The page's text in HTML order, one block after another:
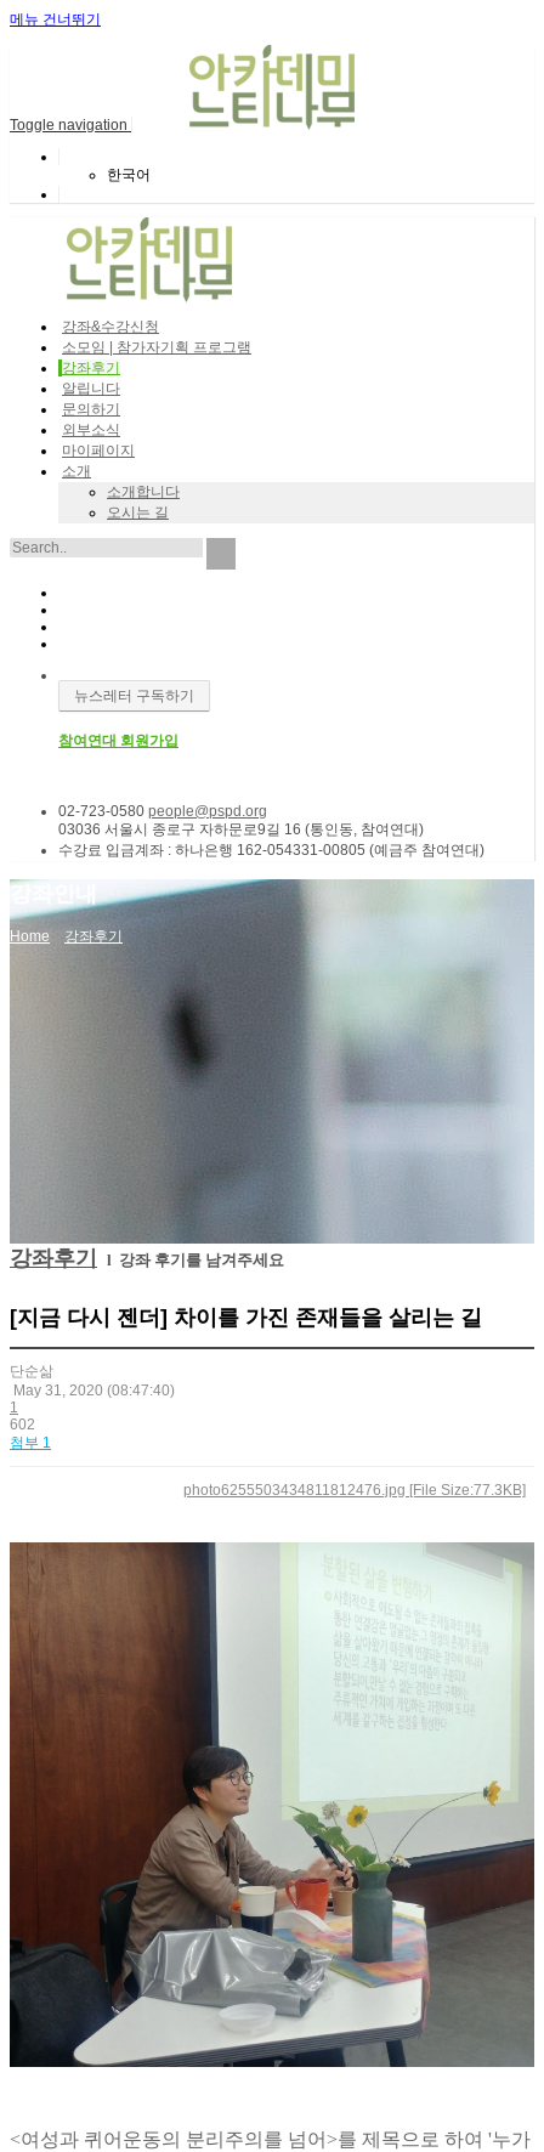
메뉴 건너뛰기
Toggle navigation
한국어
강좌&수강신청
소모임 | 참가자기획 프로그램
강좌후기
알립니다
문의하기
외부소식
마이페이지
소개
소개합니다
오시는 길
뉴스레터 구독하기
참여연대 회원가입
02-723-0580 people@pspd.org
03036 서울시 종로구 자하문로9길 16 (통인동, 참여연대)
수강료 입금계좌 : 하나은행 162-054331-00805 (예금주 참여연대)
강좌안내
Home 강좌후기
강좌후기 l 강좌 후기를 남겨주세요
[지금 다시 젠더] 차이를 가진 존재들을 살리는 길
단순삶
May 31, 2020 (08:47:40)
1
602
첨부 1
photo6255503434811812476.jpg [File Size:77.3KB]
<여성과 퀴어운동의 분리주의를 넘어 >를 제목으로 하여 '누가